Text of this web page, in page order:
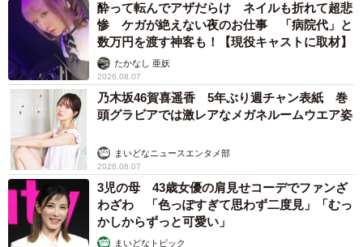
くさんいることを実感しました。
場所によってはきちんと張り紙がされているところもある
ようですが、その場に来る人間の特性・事情に寄り添った
対応は必要なのかなと感じました。
私も、今回は「妊婦でつわりのある側」として発信しまし
たが、それだけを突き通すことは社会的にも難しいと思い
ます。やはり、それぞれの人が他の人への思いやりと想像
力を持って自身の行動を見直すことが必要ですし、立場変
われば「迷惑をかける側」になりうることもあるというこ
酔って転んでアザだらけ ネイルも折れて超悲
惨 ケガが絶えない夜のお仕事 「病院代」と
数万円を渡す神客も！【現役キャストに取材】
たかなし 亜妖
2026.08.07
乃木坂46賀喜遥香 5年ぶり週チャン表紙 巻
頭グラビアでは激レアなメガネルームウエア姿
まいどなニュースエンタメ部
2026.08.07
3児の母 43歳女優の肩見せコーデでファンざ
わざわ 「色っぽすぎて思わず二度見」「むっ
かしからずっと可愛い」
まいどなトピック